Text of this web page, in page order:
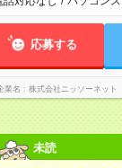
応募する
業名 株式会社ニッソーネット
未読